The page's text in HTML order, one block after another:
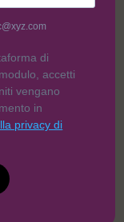
di
accetti
vengano
in
privacy di